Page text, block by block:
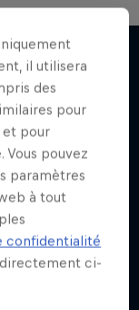
il utilisera
des
pour
et pour
pouvez
paramètres
à tout
confidentialité
ci-